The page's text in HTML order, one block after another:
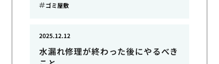
ゴミ屋敷
水漏れ修理が終わった後にやるべき
2025.12.12